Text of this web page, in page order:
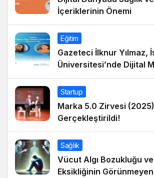
İçeriklerinin Önemi
Eğitim
Gazeteci İlknur Yılmaz,
Üniversitesi’nde Dijital
Okuryazarlığı Dersinin
Startup
Marka 5.0 Zirvesi (2025)
Gerçekleştirildi!
Sağlık
Vücut Algı Bozukluğu
Eksikliğinin